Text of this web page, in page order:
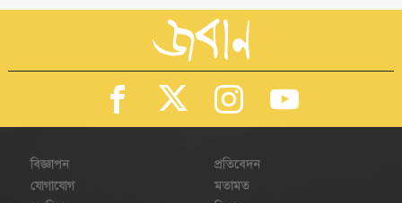
বিজ্ঞাপন
যোগাযোগ
প্রতিবেদন
মতামত